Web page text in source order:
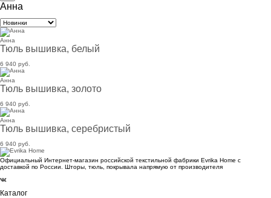
Анна
Анна
Тюль вышивка, белый
6 940 руб.
Анна
Тюль вышивка, золото
6 940 руб.
Анна
Тюль вышивка, серебристый
6 940 руб.
Официальный Интернет-магазин российской текстильной фабрики Evrika Home c
доставкой по России. Шторы, тюль, покрывала напрямую от производителя
Каталог